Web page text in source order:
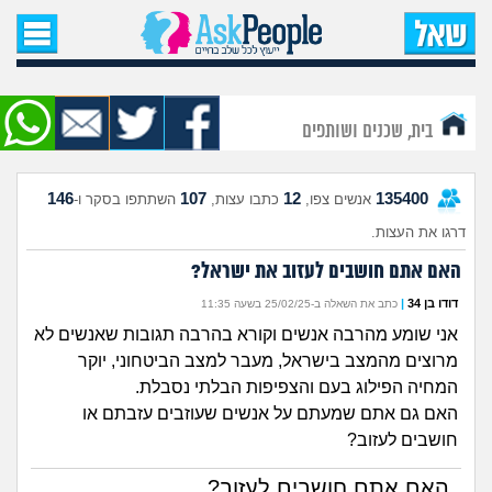
עמוד הבית
שאל שאלה
שאלות חדשות
שאלות שעוררו עניין
עצות חדשות
מה קורה כאן?
מתחם הטיפים
בית, שכנים ושותפים
135400 אנשים צפו, 12 כתבו עצות, 107 השתתפו בסקר ו-146
דרגו את העצות.
האם אתם חושבים לעזוב את ישראל?
דודו בן 34 | כתב את השאלה ב-25/02/25 בשעה 11:35
אני שומע מהרבה אנשים וקורא בהרבה תגובות שאנשים לא
מרוצים מהמצב בישראל, מעבר למצב הביטחוני, יוקר
המחיה הפילוג בעם והצפיפות הבלתי נסבלת.
האם גם אתם שמעתם על אנשים שעוזבים עזבתם או
חושבים לעזוב?